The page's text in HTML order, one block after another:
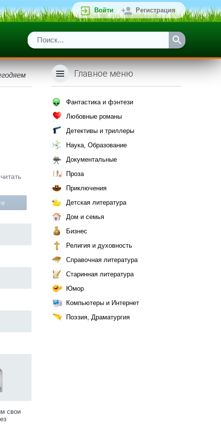
Войти Регистрация
свои
Главное меню
Фантастика и фэнтези
Любовные романы
Детективы и триллеры
Наука, Образование
Документальные
Проза
Приключения
Детская литература
Дом и семья
Бизнес
Религия и духовность
Справочная литература
Старинная литература
Юмор
Компьютеры и Интернет
Поэзия, Драматургия